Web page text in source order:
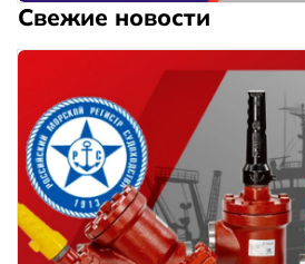
Свежие новости